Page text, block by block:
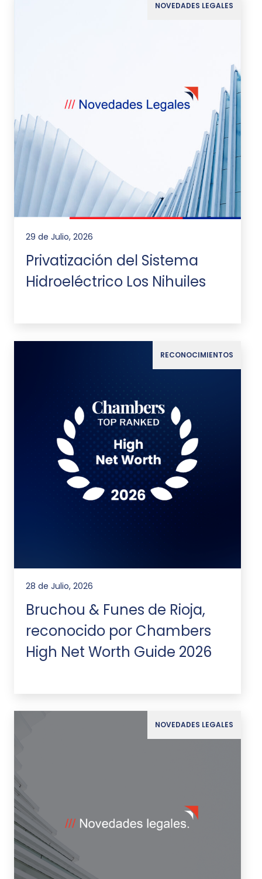
NOVEDADES LEGALES
29 de Julio, 2026
Privatización del Sistema
Hidroeléctrico Los Nihuiles
RECONOCIMIENTOS
28 de Julio, 2026
Bruchou & Funes de Rioja,
reconocido por Chambers
High Net Worth Guide 2026
NOVEDADES LEGALES